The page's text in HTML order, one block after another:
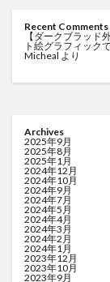
Recent Comments
【ダークブラッド
ト絵グラフィック
Micheal より
Archives
2025年9月
2025年8月
2025年1月
2024年12月
2024年10月
2024年9月
2024年7月
2024年5月
2024年4月
2024年3月
2024年2月
2024年1月
2023年12月
2023年10月
2023年9月